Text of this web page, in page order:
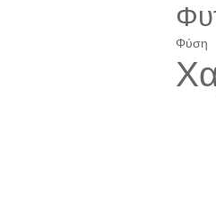
Φύση